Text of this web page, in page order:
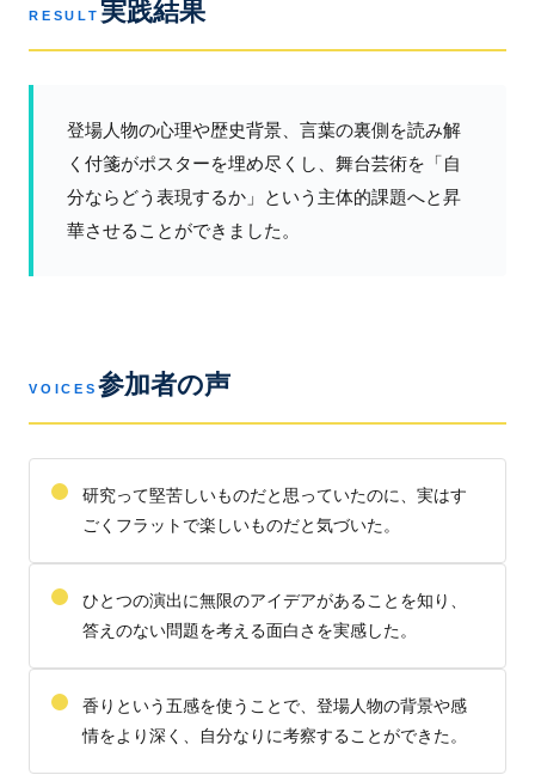
RESULT 実践結果
登場人物の心理や歴史背景、言葉の裏側を読み解
く付箋がポスターを埋め尽くし、舞台芸術を「自
分ならどう表現するか」という主体的課題へと昇
華させることができました。
VOICES 参加者の声
研究って堅苦しいものだと思っていたのに、実はす
ごくフラットで楽しいものだと気づいた。
ひとつの演出に無限のアイデアがあることを知り、
答えのない問題を考える面白さを実感した。
香りという五感を使うことで、登場人物の背景や感
情をより深く、自分なりに考察することができた。